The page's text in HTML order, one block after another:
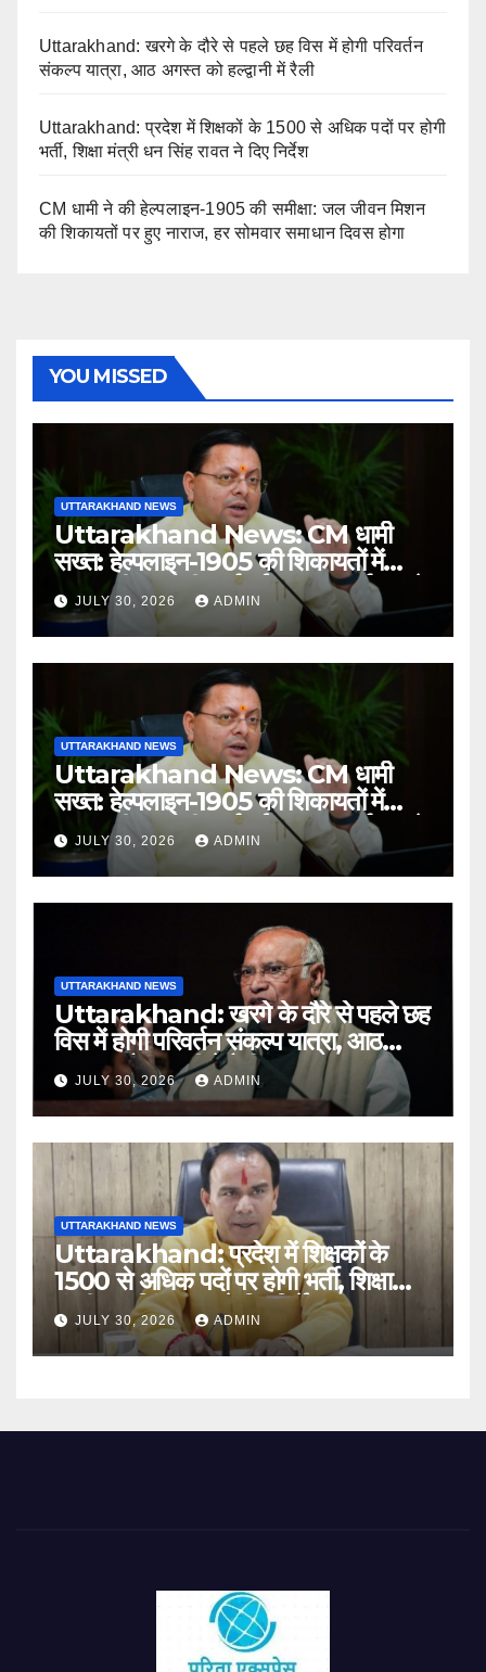
Uttarakhand: खरगे के दौरे से पहले छह विस में होगी परिवर्तन
संकल्प यात्रा, आठ अगस्त को हल्द्वानी में रैली
Uttarakhand: प्रदेश में शिक्षकों के 1500 से अधिक पदों पर होगी
भर्ती, शिक्षा मंत्री धन सिंह रावत ने दिए निर्देश
CM धामी ने की हेल्पलाइन-1905 की समीक्षा: जल जीवन मिशन
की शिकायतों पर हुए नाराज, हर सोमवार समाधान दिवस होगा
YOU MISSED
UTTARAKHAND NEWS
Uttarakhand News: CM धामी
सख्त: हेल्पलाइन-1905 की शिकायतों में
लापरवाही पर होगी कार्रवाई, शून्य प्रदर्शन वाले
अधिकारियों को नोटिस…
JULY 30, 2026 ADMIN
UTTARAKHAND NEWS
Uttarakhand News: CM धामी
सख्त: हेल्पलाइन-1905 की शिकायतों में
लापरवाही पर होगी कार्रवाई, शून्य प्रदर्शन वाले
अधिकारियों को नोटिस…
JULY 30, 2026 ADMIN
UTTARAKHAND NEWS
Uttarakhand: खरगे के दौरे से पहले छह
विस में होगी परिवर्तन संकल्प यात्रा, आठ
अगस्त को हल्द्वानी में रैली
JULY 30, 2026 ADMIN
UTTARAKHAND NEWS
Uttarakhand: प्रदेश में शिक्षकों के
1500 से अधिक पदों पर होगी भर्ती, शिक्षा
मंत्री धन सिंह रावत ने दिए निर्देश
JULY 30, 2026 ADMIN